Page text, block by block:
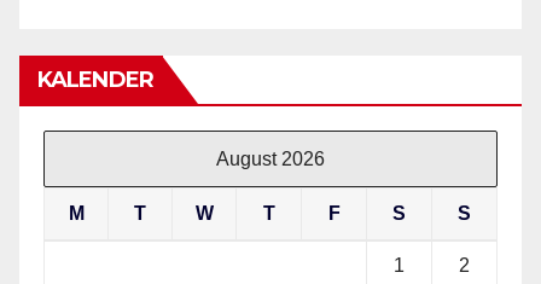
KALENDER
August 2026
M T W T F S S
1 2